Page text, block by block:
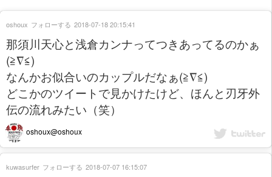
那須川天心と浅倉カンナってつきあってるのかぁ
(≧∇≦)
なんかお似合いのカップルだなぁ(≧∇≦)
どこかのツイートで見かけたけど、ほんと刃牙外
伝の流れみたい（笑）
oshoux@oshoux
oshoux フォローする 2018-07-18 20:15:41
kuwasurfer フォローする 2018-07-07 16:15:07